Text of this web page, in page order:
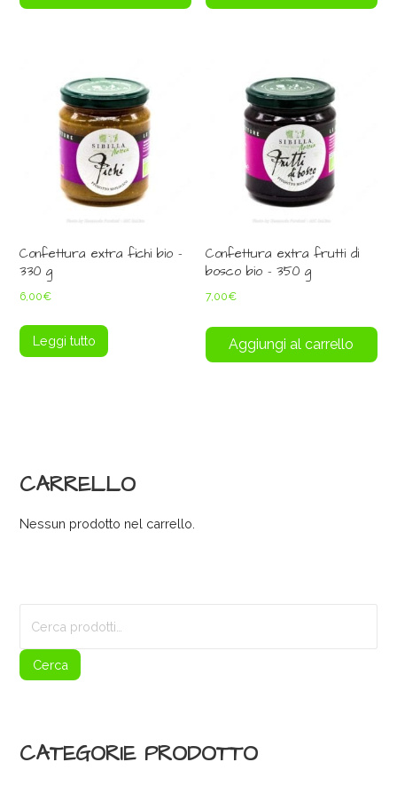
Confettura extra fichi bio –
330 g
6,00€
Leggi tutto
Confettura extra frutti di
bosco bio – 350 g
7,00€
Aggiungi al carrello
CARRELLO
Nessun prodotto nel carrello.
Cerca
CATEGORIE PRODOTTO